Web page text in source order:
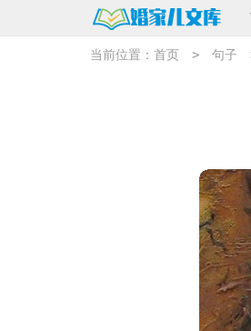
当前位置： 首页 > 句子